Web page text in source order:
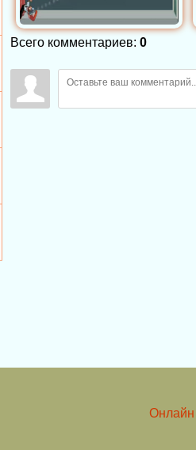
Всего комментариев: 0
Онлайн